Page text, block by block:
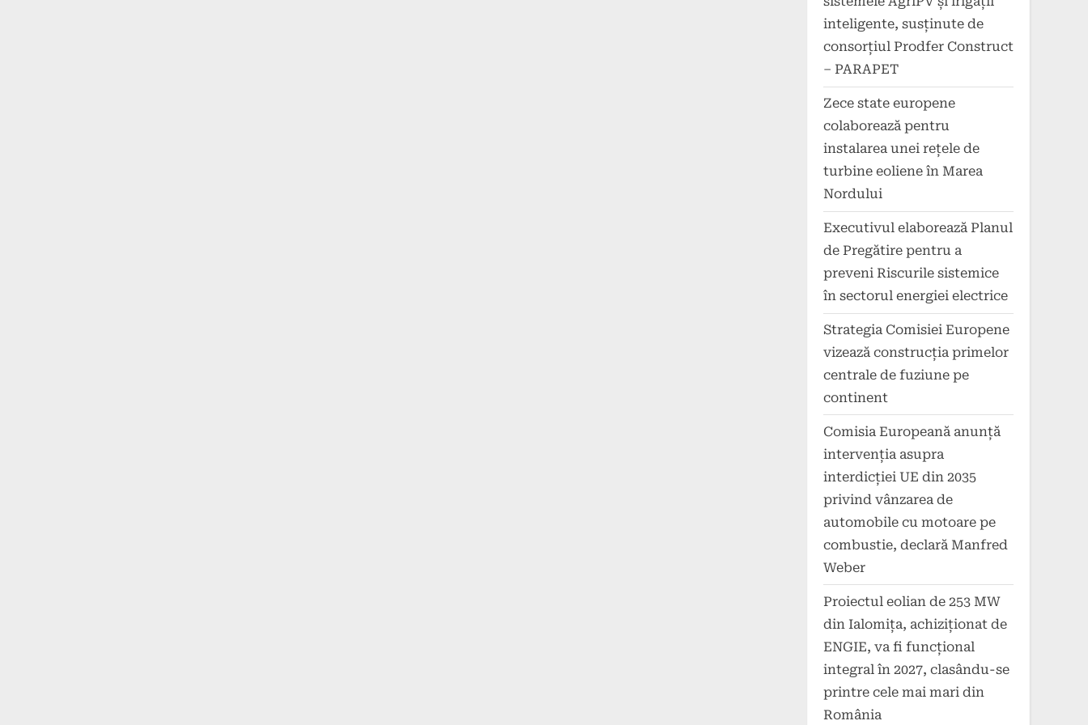
inteligente, susținute de
consorțiul Prodfer Construct
– PARAPET
Zece state europene
colaborează pentru
instalarea unei rețele de
turbine eoliene în Marea
Nordului
Executivul elaborează Planul
de Pregătire pentru a
preveni Riscurile sistemice
în sectorul energiei electrice
Strategia Comisiei Europene
vizează construcția primelor
centrale de fuziune pe
continent
Comisia Europeană anunță
intervenția asupra
interdicției UE din 2035
privind vânzarea de
automobile cu motoare pe
combustie, declară Manfred
Weber
Proiectul eolian de 253 MW
din Ialomița, achiziționat de
ENGIE, va fi funcțional
integral în 2027, clasându-se
printre cele mai mari din
România